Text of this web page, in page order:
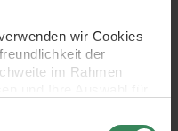
wir Cookies
der
im Rahmen